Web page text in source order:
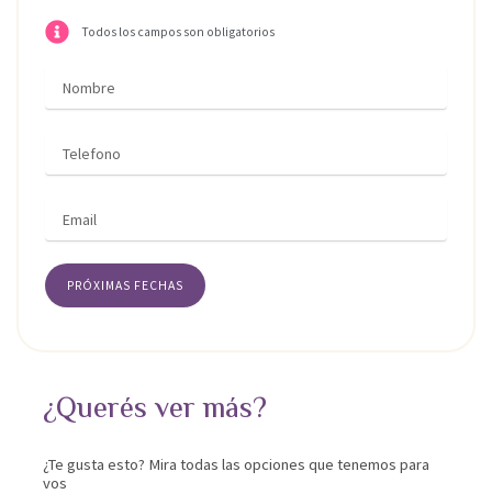
Todos los campos son obligatorios
PRÓXIMAS FECHAS
¿Querés ver más?
¿Te gusta esto? Mira todas las opciones que tenemos para
vos